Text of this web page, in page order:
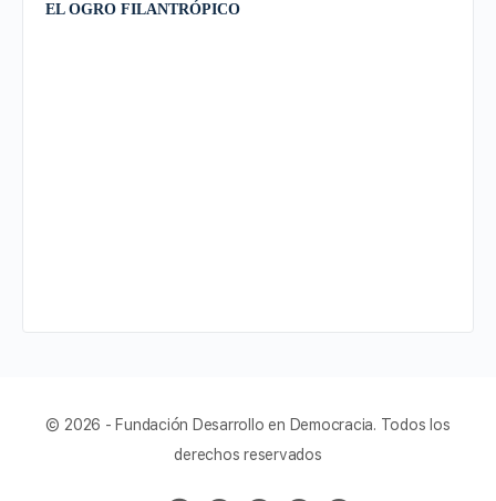
EL OGRO FILANTRÓPICO
© 2026 - Fundación Desarrollo en Democracia. Todos los
derechos reservados